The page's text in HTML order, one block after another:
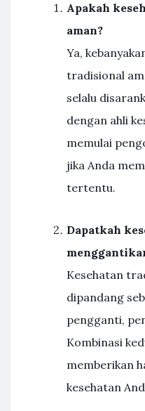
Apakah
aman?
Ya,
tradisional
selalu
dengan ahli
memulai
jika Anda
tertentu.
Dapatkah
Kesehatan
dipandang
pengganti,
Kombinasi
memberikan
kesehatan